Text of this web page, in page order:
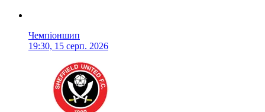
Чемпіоншип
19:30, 15 серп. 2026